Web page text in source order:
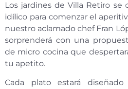
Los jardines de Villa Retiro
idílico para comenzar el
nuestro aclamado chef Fran
sorprenderá con una
de micro cocina que
tu apetito.
Cada plato estará